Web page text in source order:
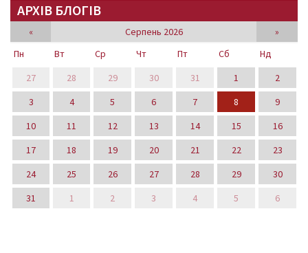
АРХІВ БЛОГІВ
« Серпень 2026
»
Пн
Вт Ср Чт Пт Сб
Нд
27
28 29 30 31 1
2
3
4 5 6 7 8
9
10
11 12 13 14 15
16
17
18 19 20 21 22
23
24
25 26 27 28 29
30
31
1 2 3 4 5 6